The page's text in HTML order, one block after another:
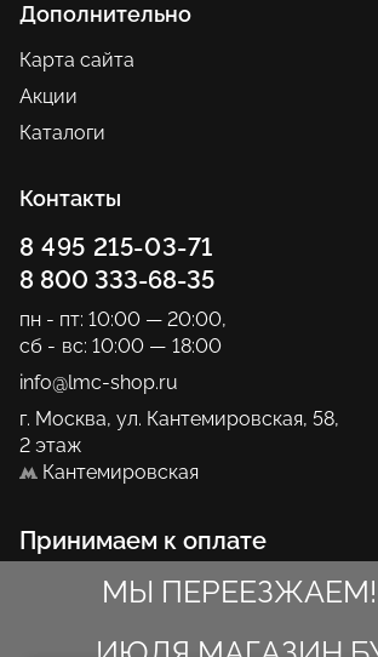
МЫ ПЕРЕЕЗЖАЕМ!
Дополнительно
Карта сайта
Акции
Каталоги
Контакты
8 495 215-03-71
8 800 333-68-35
пн - пт: 10:00 — 20:00,
сб - вс: 10:00 — 18:00
info@lmc-shop.ru
г. Москва, ул. Кантемировская, 58,
2 этаж
Кантемировская
Принимаем к оплате